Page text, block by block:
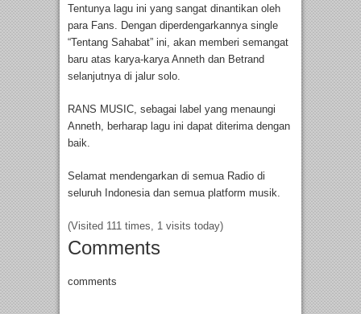
Tentunya lagu ini yang sangat dinantikan oleh
para Fans. Dengan diperdengarkannya single
“Tentang Sahabat” ini, akan memberi semangat
baru atas karya-karya Anneth dan Betrand
selanjutnya di jalur solo.
RANS MUSIC, sebagai label yang menaungi
Anneth, berharap lagu ini dapat diterima dengan
baik.
Selamat mendengarkan di semua Radio di
seluruh Indonesia dan semua platform musik.
(Visited 111 times, 1 visits today)
Comments
comments